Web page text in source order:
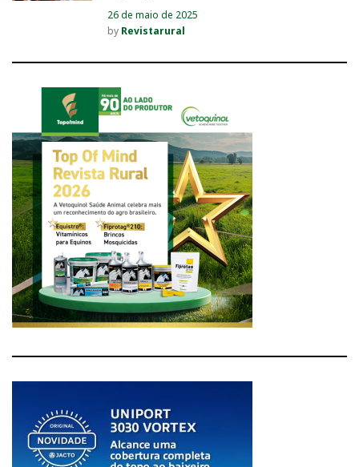
26 de maio de 2025
by Revistarural